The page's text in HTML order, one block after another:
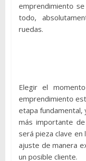
emprendimiento
todo,
ruedas.
Elegir el
emprendimiento
etapa fundamental,
más importante
será pieza clave en
ajuste de manera
un posible cliente.